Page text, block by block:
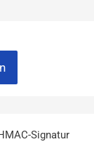
Signatur